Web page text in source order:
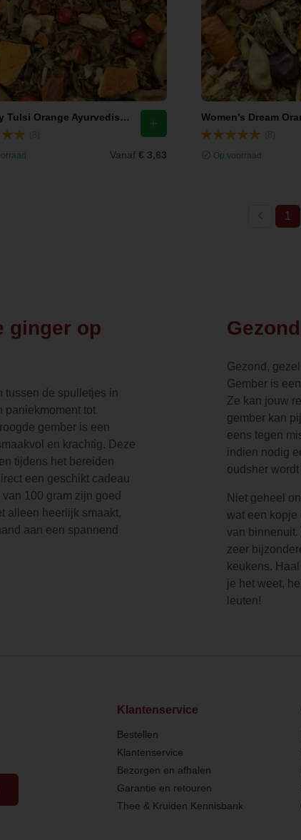
Gingery Tulsi Orange Ayurvedische Thee
Vanaf € 3,63 Op voorraad
1
ginger op
tussen de spulletjes in
paniekmoment tot
gember is een
en krachtig. Deze
tijdens het bereiden
een geschikt cadeau
100 gram zijn goed
alleen heerlijk smaakt,
aan een spannend
Gezond,
Gember is
Ze kan jouw
gember kan
eens tegen
indien nodig
oudsher
Niet geheel
wat een kopje
van binnenuit.
zeer
keukens.
je het weet,
leuten!
Klantenservice
Bestellen
Klantenservice
Bezorgen en afhalen
Garantie en retouren
Thee & Kruiden Kennisbank